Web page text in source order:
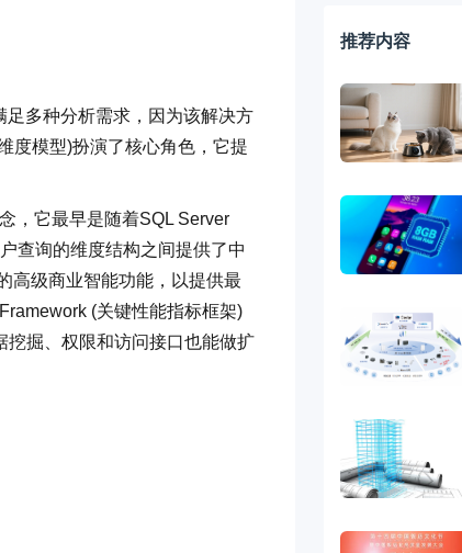
多种分析需求，因为该解决方
度模型)扮演了核心角色，它提
，它最早是随着SQL Server
查询的维度结构之间提供了中
高级商业智能功能，以提供最
(关键性能指标框架)
挖掘、权限和访问接口也能做扩
推荐内容